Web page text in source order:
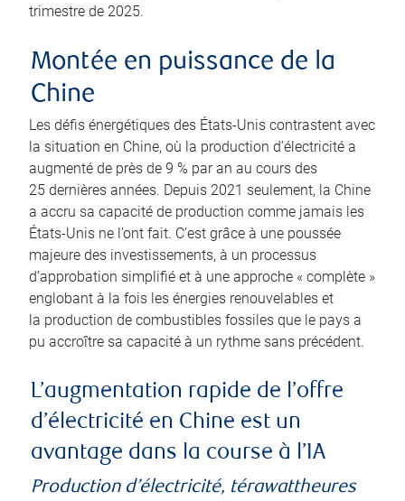
trimestre de 2025.
Montée en puissance de la
Chine
Les défis énergétiques des États-Unis contrastent avec
la situation en Chine, où la production d’électricité a
augmenté de près de 9 % par an au cours des
25 dernières années. Depuis 2021 seulement, la Chine
a accru sa capacité de production comme jamais les
États-Unis ne l’ont fait. C’est grâce à une poussée
majeure des investissements, à un processus
d’approbation simplifié et à une approche « complète »
englobant à la fois les énergies renouvelables et
la production de combustibles fossiles que le pays a
pu accroître sa capacité à un rythme sans précédent.
L’augmentation rapide de l’offre
d’électricité en Chine est un
avantage dans la course à l’IA
Production d’électricité, térawattheures